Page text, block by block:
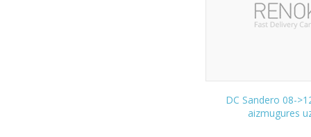
DC Sandero 08-
aizmugures